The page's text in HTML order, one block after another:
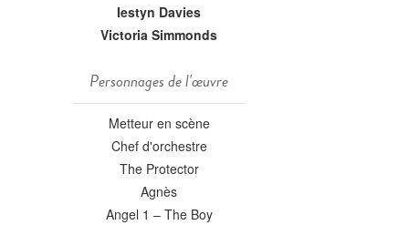
Iestyn Davies
Victoria Simmonds
Personnages de l'œuvre
Metteur en scène
Chef d'orchestre
The Protector
Agnès
Angel 1 – The Boy